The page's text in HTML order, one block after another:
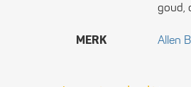
goud,
MERK Allen